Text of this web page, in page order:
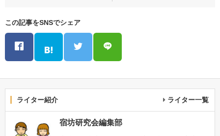
この記事をSNSでシェア
ライター紹介 ライター一覧
宿坊研究会編集部